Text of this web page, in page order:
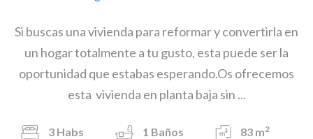
Si buscas una vivienda para reformar y convertirla en
un hogar totalmente a tu gusto, esta puede ser la
oportunidad que estabas esperando.Os ofrecemos
esta vivienda en planta baja sin ...
3 Habs 1 Baños 83 m2